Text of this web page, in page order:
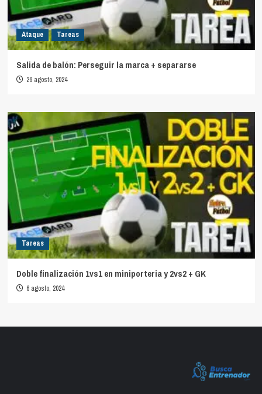
Ataque Tareas
Salida de balón: Perseguir la marca + separarse
26 agosto, 2024
Tareas
Doble finalización 1vs1 en miniporteria y 2vs2 + GK
6 agosto, 2024